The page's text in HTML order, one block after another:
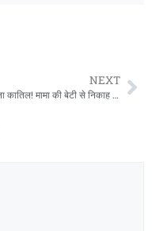
NEXT
मामा बना कातिल! मामा की बेटी से निकाह करने पर बीच बाजार भांजे की चाकू से हत्या, आरोपी फरार